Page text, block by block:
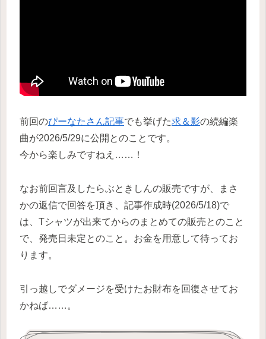
前回のぴーなたさん記事でも挙げた求＆影の続編楽
曲が2026/5/29に公開とのことです。
今から楽しみですねえ……！
なお前回言及したらぶときしんの販売ですが、まさ
かの返信で回答を頂き、記事作成時(2026/5/18)で
は、Tシャツが出来てからのまとめての販売とのこと
で、発売日未定とのこと。お金を用意して待ってお
ります。
引っ越しでダメージを受けたお財布を回復させてお
かねば……。